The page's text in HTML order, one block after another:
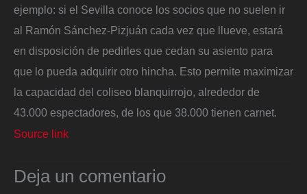
ejemplo: si el Sevilla conoce los socios que no suelen ir
al Ramón Sánchez-Pizjuán cada vez que llueve, estará
en disposición de pedirles que cedan su asiento para
que lo pueda adquirir otro hincha. Esto permite maximizar
la capacidad del coliseo blanquirrojo, alrededor de
43.000 espectadores, de los que 38.000 tienen carnet.
Source link
Deja un comentario